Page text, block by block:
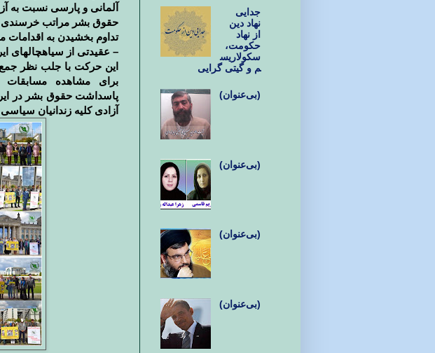
آلمانی و پارسی نسبت به
حقوق بشر مراتب خرسندی و
تداوم بخشیدن به اقدامات
– عقیدتی از سیاهچالهای
این حرکت با جلب نظر جمع
برای مشاهده
پاسداشت حقوق بشر در
آزادی کلیه زندانیان
جدایی
نهاد دین
از نهاد
حکومت،
سکولاریس
م و گیتی گرایی
(بی‌عنوان)
(بی‌عنوان)
(بی‌عنوان)
(بی‌عنوان)